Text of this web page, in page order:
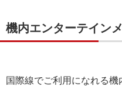
機内エンターテイン
国際線でご利用になれる